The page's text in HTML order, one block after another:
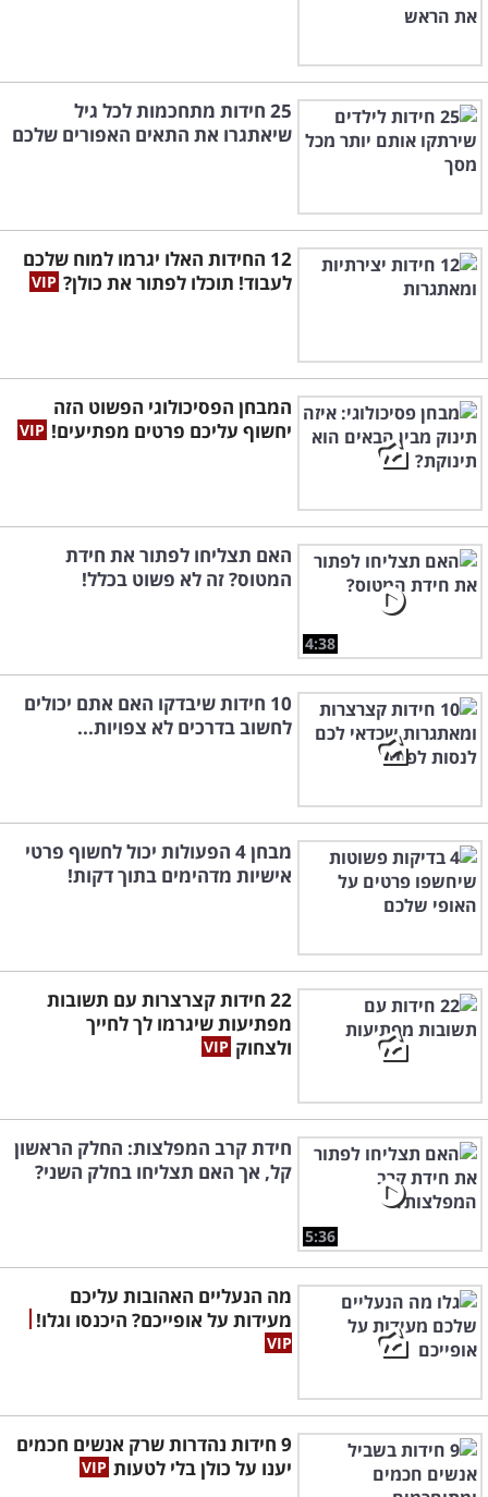
25 חידות מתחכמות לכל גיל
שיאתגרו את התאים האפורים שלכם
12 החידות האלו יגרמו למוח שלכם
לעבוד! תוכלו לפתור את כולן?
המבחן הפסיכולוגי הפשוט הזה
יחשוף עליכם פרטים מפתיעים!
4:38
האם תצליחו לפתור את חידת
המטוס? זה לא פשוט בכלל!
10 חידות שיבדקו האם אתם יכולים
לחשוב בדרכים לא צפויות...
מבחן 4 הפעולות יכול לחשוף פרטי
אישיות מדהימים בתוך דקות!
22 חידות קצרצרות עם תשובות
מפתיעות שיגרמו לך לחייך
ולצחוק
5:36
חידת קרב המפלצות: החלק הראשון
קל, אך האם תצליחו בחלק השני?
מה הנעליים האהובות עליכם
מעידות על אופייכם? היכנסו וגלו!
9 חידות נהדרות שרק אנשים חכמים
יענו על כולן בלי לטעות